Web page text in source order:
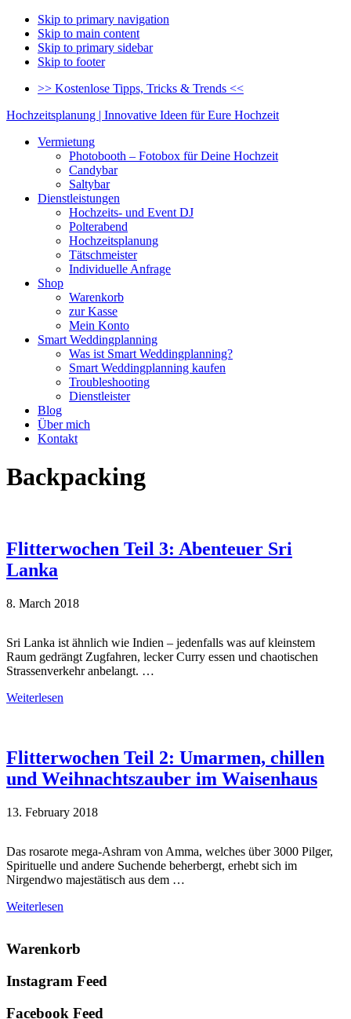
Skip to primary navigation
Skip to main content
Skip to primary sidebar
Skip to footer
>> Kostenlose Tipps, Tricks & Trends <<
Hochzeitsplanung | Innovative Ideen für Eure Hochzeit
Vermietung
Photobooth – Fotobox für Deine Hochzeit
Candybar
Saltybar
Dienstleistungen
Hochzeits- und Event DJ
Polterabend
Hochzeitsplanung
Tätschmeister
Individuelle Anfrage
Shop
Warenkorb
zur Kasse
Mein Konto
Smart Weddingplanning
Was ist Smart Weddingplanning?
Smart Weddingplanning kaufen
Troubleshooting
Dienstleister
Blog
Über mich
Kontakt
Backpacking
Flitterwochen Teil 3: Abenteuer Sri
Lanka
8. March 2018
Sri Lanka ist ähnlich wie Indien – jedenfalls was auf kleinstem
Raum gedrängt Zugfahren, lecker Curry essen und chaotischen
Strassenverkehr anbelangt. …
Weiterlesen
Flitterwochen Teil 2: Umarmen, chillen
und Weihnachtszauber im Waisenhaus
13. February 2018
Das rosarote mega-Ashram von Amma, welches über 3000 Pilger,
Spirituelle und andere Suchende beherbergt, erhebt sich im
Nirgendwo majestätisch aus dem …
Weiterlesen
Primary
Sidebar
Warenkorb
Instagram Feed
Facebook Feed